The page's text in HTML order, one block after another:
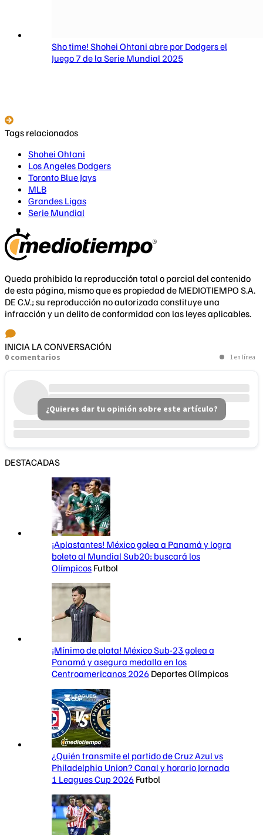
Sho time! Shohei Ohtani abre por Dodgers el
Juego 7 de la Serie Mundial 2025
Tags relacionados
Shohei Ohtani
Los Angeles Dodgers
Toronto Blue Jays
MLB
Grandes Ligas
Serie Mundial
Queda prohibida la reproducción total o parcial del contenido
de esta página, mismo que es propiedad de MEDIOTIEMPO S.A.
DE C.V.; su reproducción no autorizada constituye una
infracción y un delito de conformidad con las leyes aplicables.
INICIA LA CONVERSACIÓN
0 comentarios 1 en línea
¿Quieres dar tu opinión sobre este artículo?
DESTACADAS
¡Aplastantes! México golea a Panamá y logra
boleto al Mundial Sub20; buscará los
Olímpicos Futbol
¡Mínimo de plata! México Sub-23 golea a
Panamá y asegura medalla en los
Centroamericanos 2026 Deportes Olímpicos
¿Quién transmite el partido de Cruz Azul vs
Philadelphia Union? Canal y horario Jornada
1 Leagues Cup 2026 Futbol